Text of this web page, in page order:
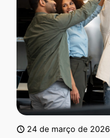
24 de março de 2026